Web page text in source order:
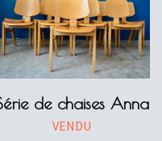
de chaises Anna
VENDU